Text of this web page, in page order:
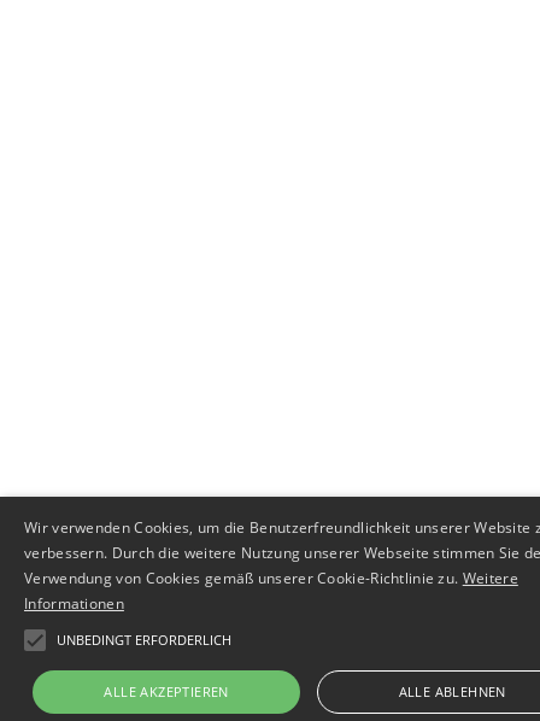
Wir verwenden Cookies, um die Benutzerfreundlichkeit unserer Website
verbessern. Durch die weitere Nutzung unserer Webseite stimmen Sie
Verwendung von Cookies gemäß unserer Cookie-Richtlinie zu. Weitere
Informationen
UNBEDINGT ERFORDERLICH
ALLE AKZEPTIEREN ALLE ABLEHNEN